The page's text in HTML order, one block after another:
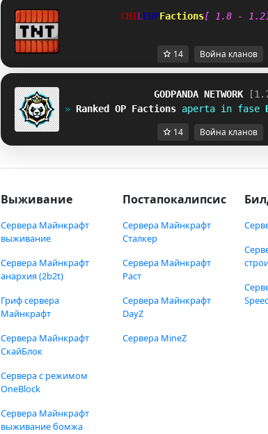
CHIL EUPFactions[ 1.8 -
14 Война кланов
GODPANDA NETWORK
» Ranked OP Factions aperta in fase
14 Война кланов
Выживание
Сервера Майнкрафт
выживание
Сервера Майнкрафт
анархия (2b2t)
Гриф сервера
Майнкрафт
Сервера Майнкрафт
СкайБлок
Сервера с режимом
OneBlock
Сервера Майнкрафт
выживание бомжа
Постапокалипсис
Сервера Майнкрафт
Сталкер
Сервера Майнкрафт
Раст
Сервера Майнкрафт
DayZ
Сервера MineZ